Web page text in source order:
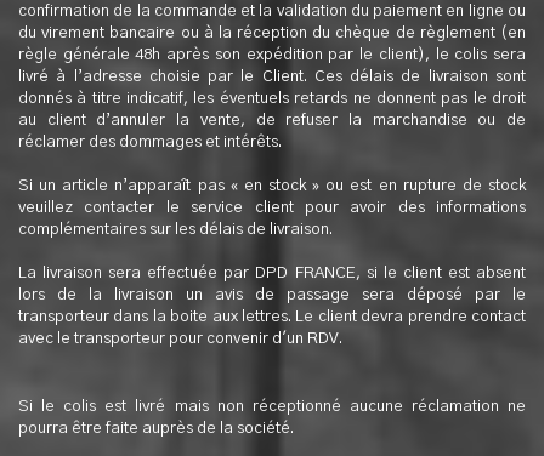
confirmation de la commande et la validation du paiement en ligne ou
du virement bancaire ou à la réception du chèque de règlement (en
règle générale 48h après son expédition par le client), le colis sera
livré à l’adresse choisie par le Client. Ces délais de livraison sont
donnés à titre indicatif, les éventuels retards ne donnent pas le droit
au client d’annuler la vente, de refuser la marchandise ou de
réclamer des dommages et intérêts.
Si un article n’apparaît pas « en stock » ou est en rupture de stock
veuillez contacter le service client pour avoir des informations
complémentaires sur les délais de livraison.
La livraison sera effectuée par DPD FRANCE, si le client est absent
lors de la livraison un avis de passage sera déposé par le
transporteur dans la boite aux lettres. Le client devra prendre contact
avec le transporteur pour convenir d'un RDV.
Si le colis est livré mais non réceptionné aucune réclamation ne
pourra être faite auprès de la société.